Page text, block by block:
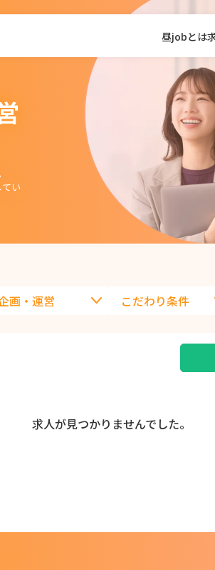
昼jobとは
い
求人が見つかりませんでした。